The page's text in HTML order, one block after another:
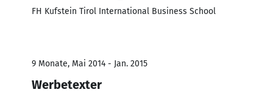
FH Kufstein Tirol International Business School
9 Monate, Mai 2014 - Jan. 2015
Werbetexter